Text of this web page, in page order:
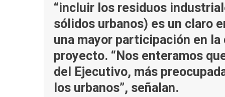
“incluir los residuos
sólidos urbanos) es un claro
una mayor participación en
proyecto. “Nos enteramos
del Ejecutivo, más
los urbanos”, señalan.